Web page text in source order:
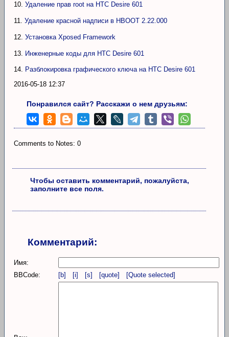
10. Удаление прав root на HTC Desire 601
11. Удаление красной надписи в HBOOT 2.22.000
12. Установка Xposed Framework
13. Инженерные коды для HTC Desire 601
14. Разблокировка графического ключа на HTC Desire 601
2016-05-18 12:37
Понравился сайт? Расскажи о нем друзьям:
Comments to Notes: 0
Чтобы оставить комментарий, пожалуйста,
заполните все поля.
Комментарий:
Имя:
BBCode:
[b] [i] [s] [quote] [Quote selected]